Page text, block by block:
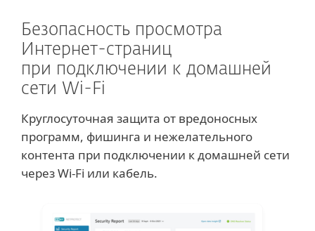
Безопасность просмотра
Интернет-страниц
при подключении к домашней
сети Wi-Fi
Круглосуточная защита от вредоносных
программ, фишинга и нежелательного
контента при подключении к домашней сети
через Wi-Fi или кабель.